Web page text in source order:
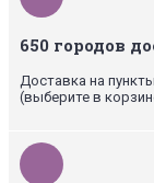
650 городов
Доставка на
(выберите в